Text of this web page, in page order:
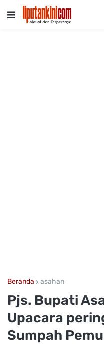
Beranda asahan
Pjs. Bupati
Upacara
Sumpah